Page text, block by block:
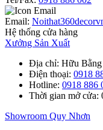
Email:
Hệ thống cửa hàng
Xưởng Sản Xuất
Địa chỉ: Hữu
Điện thoại: 0918
Hotline: 0918 886
Thời gian mở cửa:
Showroom Quy Nhơn